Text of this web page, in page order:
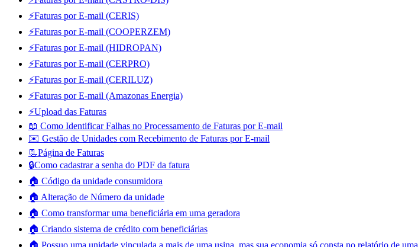
⚡Faturas por E-mail (CERIS)
⚡Faturas por E-mail (COOPERZEM)
⚡Faturas por E-mail (HIDROPAN)
⚡Faturas por E-mail (CERPRO)
⚡Faturas por E-mail (CERILUZ)
⚡Faturas por E-mail (Amazonas Energia)
⚡Upload das Faturas
📖 Como Identificar Falhas no Processamento de Faturas por E-mail
✉️ Gestão de Unidades com Recebimento de Faturas por E-mail
📃Página de Faturas
🔒Como cadastrar a senha do PDF da fatura
🏠 Código da unidade consumidora
🏠 Alteração de Número da unidade
🏠 Como transformar uma beneficiária em uma geradora
🏠 Criando sistema de crédito com beneficiárias
🏠 Possuo uma unidade vinculada a mais de uma usina, mas sua economia só consta no relatório de uma.